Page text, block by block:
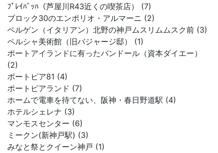
ﾌﾟﾚｲﾊﾞｯﾊ（芦屋川R43近くの喫茶店） (7)
ブロック30のエンポリオ・アルマーニ (2)
ベルゲン（イタリアン）北野の神戸ムスリムムスク前 (3)
ペルシャ美術館（旧バジャージ邸） (1)
ポートアイランドに有ったバンドール（資本ダイエー）
(2)
ポートピア81 (4)
ポートピアランド (7)
ホームで電車を待てない、阪神・春日野道駅 (4)
ホテルシェレナ (3)
マンモスセンター (6)
ミークン(新神戸駅) (3)
みなと祭とクイーン神戸 (1)